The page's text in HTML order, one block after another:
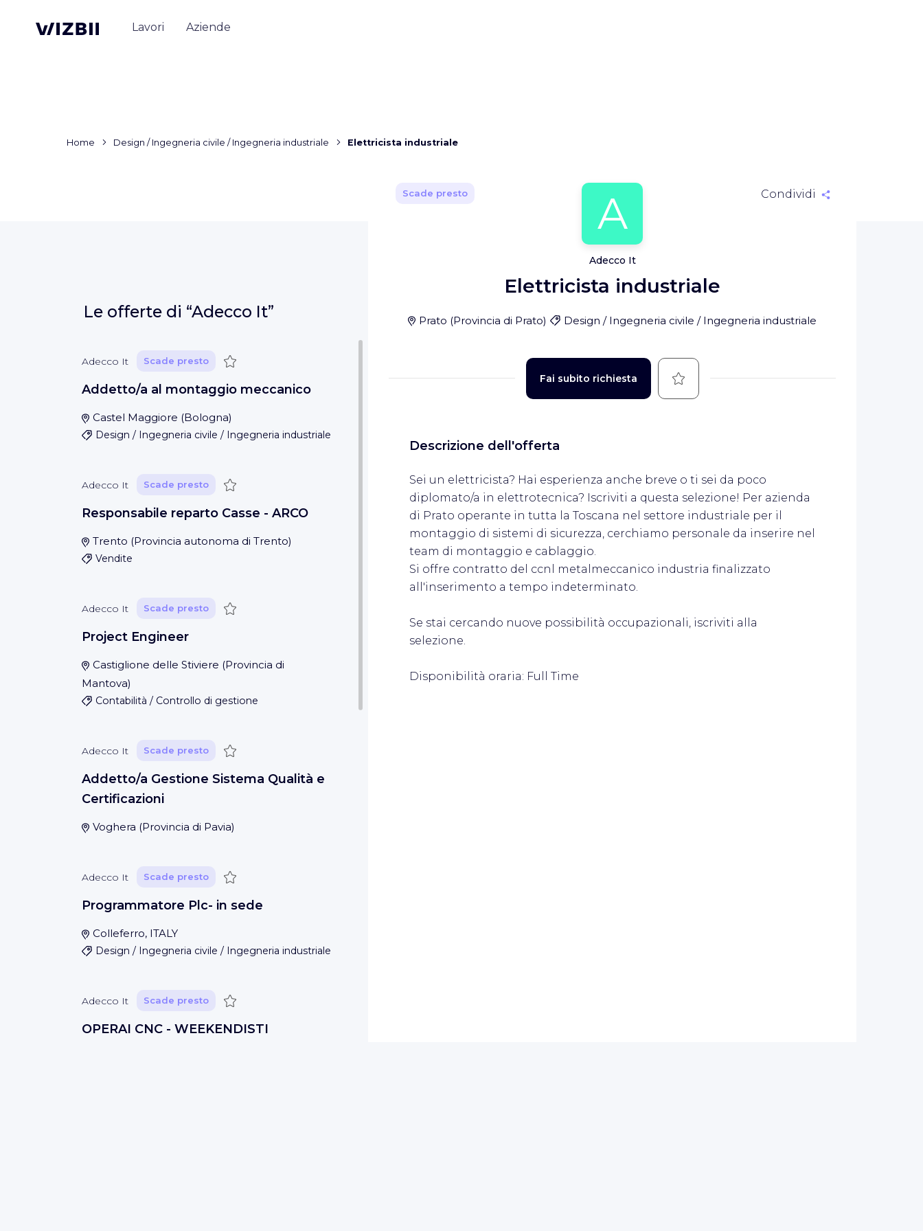
Lavori Aziende
Home Design / Ingegneria civile / Ingegneria industriale Elettricista industriale
Le offerte di “Adecco It”
Adecco It Scade presto Salva
Addetto/a al montaggio meccanico
Castel Maggiore (Bologna)
Design / Ingegneria civile / Ingegneria industriale
Adecco It Scade presto Salva
Responsabile reparto Casse - ARCO
Trento (Provincia autonoma di Trento)
Vendite
Adecco It Scade presto Salva
Project Engineer
Castiglione delle Stiviere (Provincia di
Mantova)
Contabilità / Controllo di gestione
Adecco It Scade presto Salva
Addetto/a Gestione Sistema Qualità e
Certificazioni
Voghera (Provincia di Pavia)
Adecco It Scade presto Salva
Programmatore Plc- in sede
Colleferro, ITALY
Design / Ingegneria civile / Ingegneria industriale
Adecco It Scade presto Salva
OPERAI CNC - WEEKENDISTI
Scade presto A Condividi
Adecco It
Elettricista industriale
Prato (Provincia di Prato) Design / Ingegneria civile / Ingegneria industriale
Fai subito richiesta Salva
Descrizione dell'offerta
Sei un elettricista? Hai esperienza anche breve o ti sei da poco
diplomato/a in elettrotecnica? Iscriviti a questa selezione! Per azienda
di Prato operante in tutta la Toscana nel settore industriale per il
montaggio di sistemi di sicurezza, cerchiamo personale da inserire nel
team di montaggio e cablaggio.
Si offre contratto del ccnl metalmeccanico industria finalizzato
all'inserimento a tempo indeterminato.
Se stai cercando nuove possibilità occupazionali, iscriviti alla
selezione.
Disponibilità oraria: Full Time